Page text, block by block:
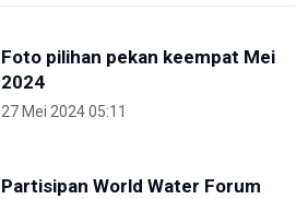
Foto pilihan pekan keempat Mei
2024
27 Mei 2024 05:11
Partisipan World Water Forum